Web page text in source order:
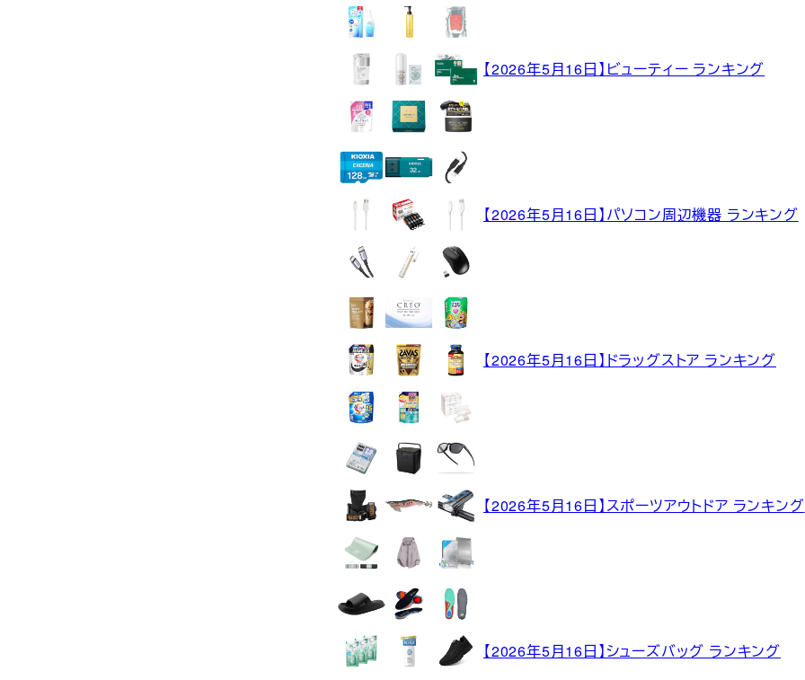
【2026年5月16日】ビューティー ランキング
【2026年5月16日】パソコン周辺機器 ランキング
【2026年5月16日】ドラッグストア ランキング
【2026年5月16日】スポーツアウトドア ランキング
【2026年5月16日】シューズバッグ ランキング